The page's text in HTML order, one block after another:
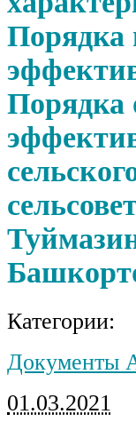
Порядка
Порядка
Категории:
Документы
01.03.2021